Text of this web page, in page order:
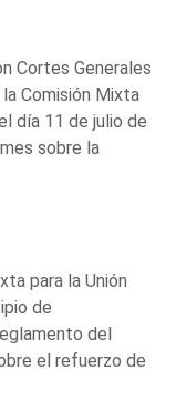
Cortes Generales
Comisión Mixta
día 11 de julio de
sobre la
para la Unión
de
del
el refuerzo de